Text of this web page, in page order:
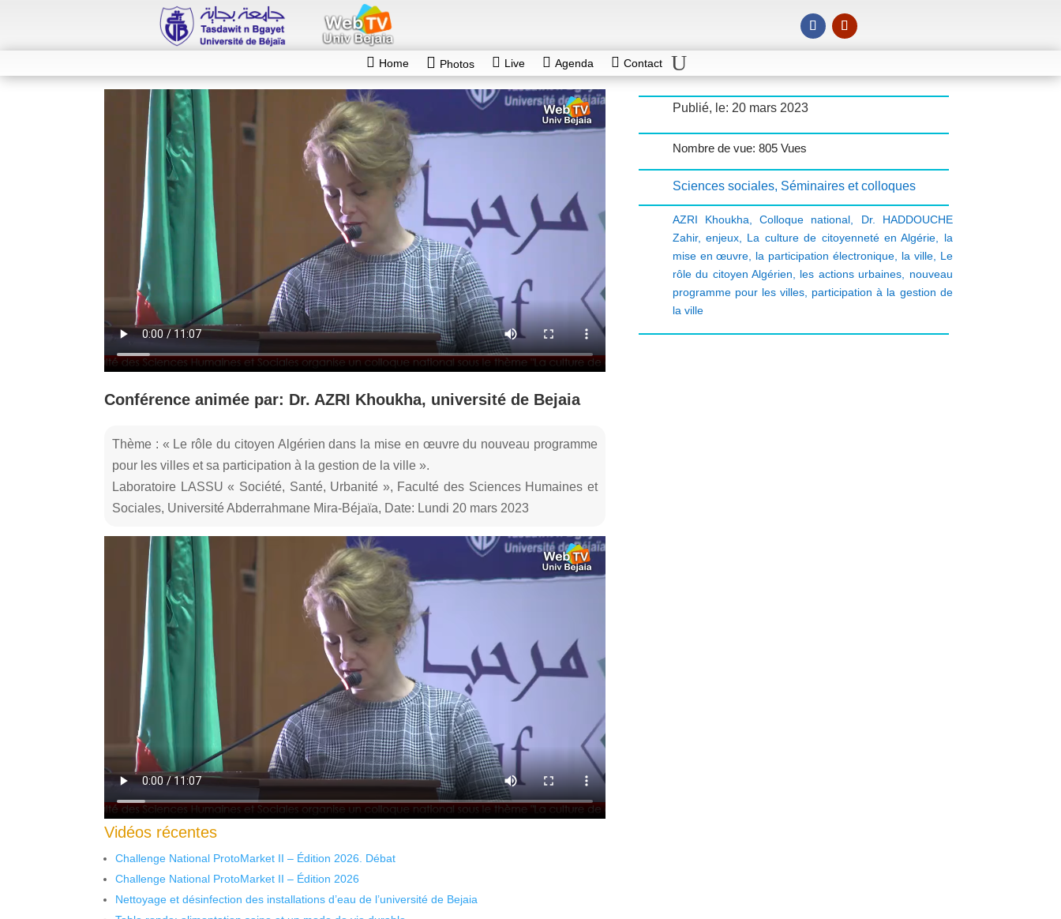
Home Photos Live Agenda Contact
Conférence animée par: Dr. AZRI Khoukha, université de Bejaia
Thème : « Le rôle du citoyen Algérien dans la mise en œuvre du nouveau programme
pour les villes et sa participation à la gestion de la ville ».
Laboratoire LASSU « Société, Santé, Urbanité », Faculté des Sciences Humaines et
Sociales, Université Abderrahmane Mira-Béjaïa, Date: Lundi 20 mars 2023
Vidéos récentes
Challenge National ProtoMarket II – Édition 2026. Débat
Challenge National ProtoMarket II – Édition 2026
Nettoyage et désinfection des installations d’eau de l’université de Bejaia
Publié, le: 20 mars 2023
Nombre de vue: 805 Vues
Sciences sociales, Séminaires et colloques
AZRI Khoukha,Colloque national, Dr. HADDOUCHE
Zahir,enjeux, La culture de citoyenneté en Algérie, la
mise en œuvre, la participation électronique, la ville, Le
rôle du citoyen Algérien, les actions urbaines, nouveau
programme pour les villes, participation à la gestion de
la ville